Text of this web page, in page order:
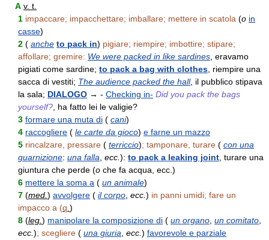
A v. t.
1 impaccare; impacchettare; imballare; mettere in scatola (o in
casse)
2 ( anche to pack in) pigiare; riempire; imbottire; stipare;
affollare; gremire: We were packed in like sardines , eravamo
pigiati come sardine; to pack a bag with clothes , riempire una
sacca di vestiti; The audience packed the hall, il pubblico stipava
la sala; DIALOGO → - Checking in- Did you pack the bags
yourself? , ha fatto lei le valigie?
3 formare una muta di ( cani)
4 raccogliere ( le carte da gioco) e farne un mazzo
5 rincalzare, pressare ( terriccio); tamponare, turare ( con una
guarnizione: una falla ecc. ): to pack a leaking joint , turare una
giuntura che perde (o che fa acqua, ecc.)
6 mettere la soma a ( un animale)
7 (med. ) avvolgere ( il corpo ecc. ) in panni umidi; fare un
impacco a (q. )
8 (leg. ) manipolare la composizione di ( un organo un comitato
ecc. ); scegliere ( una giuria ecc. ) favorevole e parziale